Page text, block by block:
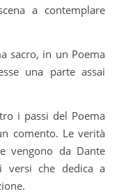
a contemplare
sacro, in un Poema
una parte assai
i passi del Poema
comento. Le verità
vengono da Dante
versi che dedica a